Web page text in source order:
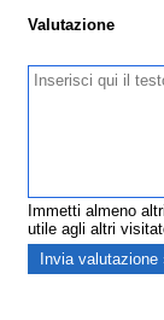
Valutazione
Immetti almeno
utile agli altri